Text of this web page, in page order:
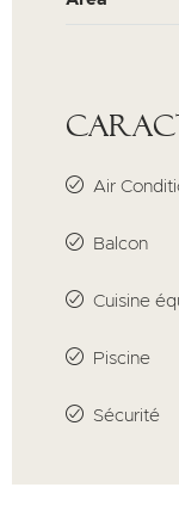
Air
Balcon
Cuisine
Piscine
Sécurité